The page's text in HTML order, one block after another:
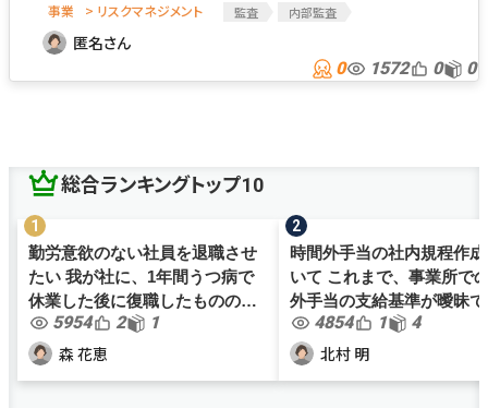
事業 > リスクマネジメント 監査 内部監査
匿名さん
0 1572 0 0
総合ランキングトップ10
勤労意欲のない社員を退職させ
たい 我が社に、1年間うつ病で
休業した後に復職したものの、
勤労意欲が全くなく、業務効率
が非常に悪い社員がおります。
5954 2 1
森 花恵
時間外手当の社内規程作
いて これまで、事業所で
外手当の支給基準が曖昧
が、働き方改革関連法案
色々と社内規程を見直す
4854 1 4
北村 明